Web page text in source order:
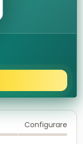
Configurare